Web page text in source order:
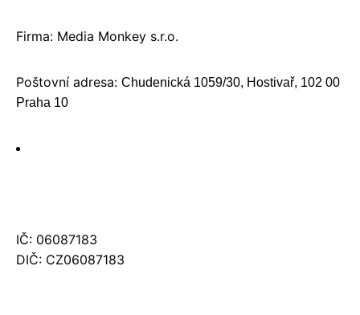
Firma: Media Monkey s.r.o.
Poštovní adresa: Chudenická 1059/30, Hostivař, 102 00
Praha 10
IČ: 06087183
DIČ: CZ06087183